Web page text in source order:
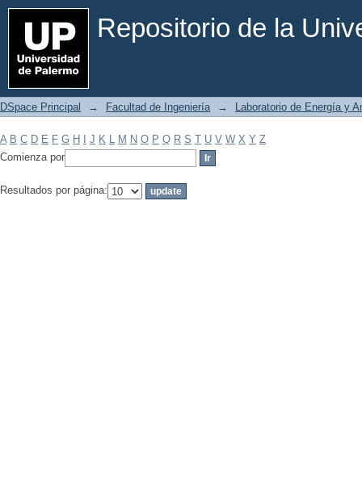
Repositorio de la
Filtrar por: Materia
DSpace Principal → Facultad de Ingeniería → Laboratorio de Energía y
A B C D E F G H J K L M N O P Q R S T U V W X Y Z
Comienza por
Resultados por página: